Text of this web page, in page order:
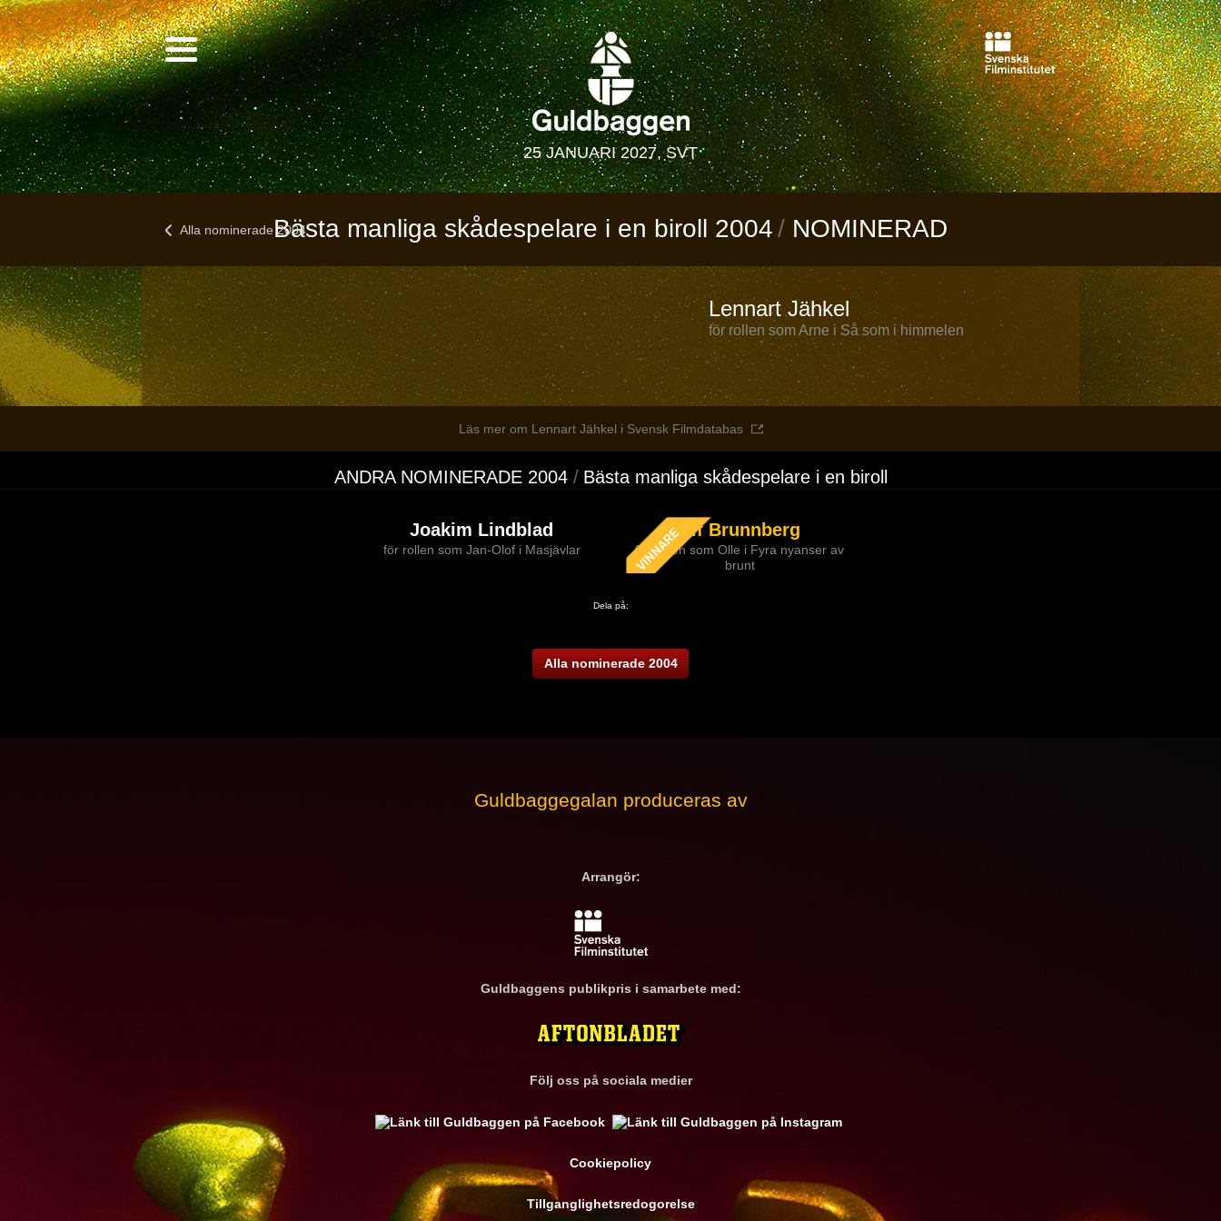
25 JANUARI 2027, SVT
Alla nominerade 2004Bästa manliga skådespelare i en biroll 2004 NOMINERAD
Lennart Jähkel
för rollen som Arne i Så som i himmelen
Läs mer om Lennart Jähkel i Svensk Filmdatabas
ANDRA NOMINERADE 2004 Bästa manliga skådespelare i en biroll
Joakim Lindblad
för rollen som Jan-Olof i Masjävlar
Ulf Brunnberg
för rollen som Olle i Fyra nyanser av
brunt
Dela på:
Alla nominerade 2004
Guldbaggegalan produceras av
Arrangör:
Guldbaggens publikpris i samarbete med:
Följ oss på sociala medier
Cookiepolicy
Tillganglighetsredogorelse